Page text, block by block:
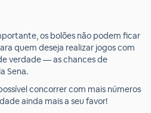
os bolões não podem ficar
quem deseja realizar jogos com
verdade — as chances de
Sena.
concorrer com mais números
ainda mais a seu favor!